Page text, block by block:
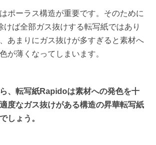
ポーラス構造が重要です。そのために
けば全部ガス抜けする転写紙ではあり
あまりにガス抜けが多すぎると素材へ
が薄くなってしまいます。
、転写紙Rapidoは素材への発色を十
度なガス抜けがある構造の昇華転写紙
しょう。